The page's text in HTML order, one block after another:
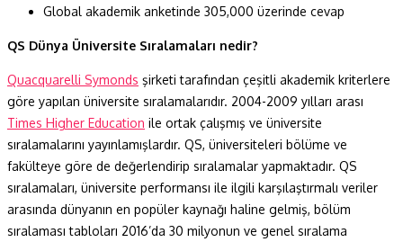
Global akademik anketinde 305,000 üzerinde cevap
QS Dünya Üniversite Sıralamaları nedir?
Quacquarelli Symonds şirketi tarafından çeşitli akademik kriterlere
göre yapılan üniversite sıralamalarıdır. 2004-2009 yılları arası
Times Higher Education ile ortak çalışmış ve üniversite
sıralamalarını yayınlamışlardır. QS, üniversiteleri bölüme ve
fakülteye göre de değerlendirip sıralamalar yapmaktadır. QS
sıralamaları, üniversite performansı ile ilgili karşılaştırmalı veriler
arasında dünyanın en popüler kaynağı haline gelmiş, bölüm
sıralaması tabloları 2016’da 30 milyonun ve genel sıralama